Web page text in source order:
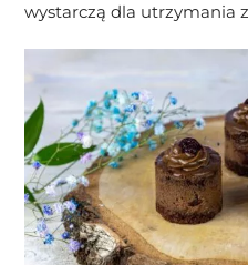
wystarczą dla utrzymania